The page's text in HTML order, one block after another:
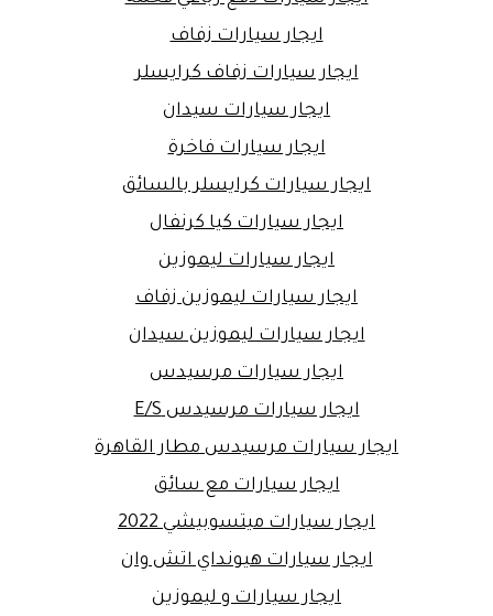
ايجار سيارات زفاف
ايجار سيارات زفاف كرايسلر
ايجار سيارات سيدان
ايجار سيارات فاخرة
ايجار سيارات كرايسلر بالسائق
ايجار سيارات كيا كرنفال
ايجار سيارات ليموزين
ايجار سيارات ليموزين زفاف
ايجار سيارات ليموزين سيدان
ايجار سيارات مرسيدس
ايجار سيارات مرسيدس E/S
ايجار سيارات مرسيدس مطار القاهرة
ايجار سيارات مع سائق
ايجار سيارات ميتسوبيشي 2022
ايجار سيارات هيونداي اتش وان
ايجار سيارات و ليموزين